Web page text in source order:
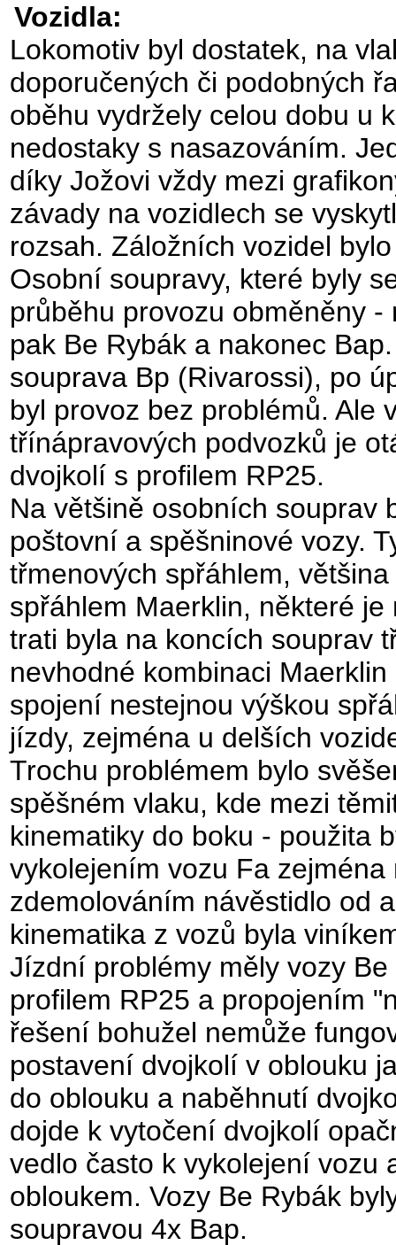
Vozidla:
Lokomotiv byl dostatek, na
doporučených či podobných
oběhu vydržely celou dobu u
nedostaky s nasazováním.
díky Jožovi vždy mezi
závady na vozidlech se
rozsah. Záložních vozidel
Osobní soupravy, které byly
průběhu provozu obměněny
pak Be Rybák a nakonec
souprava Bp (Rivarossi), po
byl provoz bez problémů. Ale
třínápravových podvozků je
dvojkolí s profilem RP25.
Na většině osobních souprav
poštovní a spěšninové vozy.
třmenových spřáhlem,
spřáhlem Maerklin, některé
trati byla na koncích souprav
nevhodné kombinaci
spojení nestejnou výškou
jízdy, zejména u delších
Trochu problémem bylo
spěšném vlaku, kde mezi
kinematiky do boku - použita
vykolejením vozu Fa
zdemolováním návěstidlo od
kinematika z vozů byla
Jízdní problémy měly vozy
profilem RP25 a propojením
řešení bohužel nemůže
postavení dvojkolí v oblouku
do oblouku a naběhnutí
dojde k vytočení dvojkolí
vedlo často k vykolejení vozu
obloukem. Vozy Be Rybák
soupravou 4x Bap.